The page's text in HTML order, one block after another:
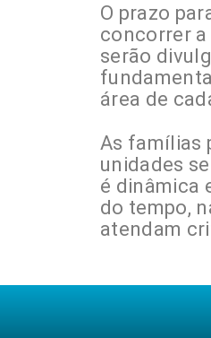
O prazo
concorrer a
serão
área de
As famílias
unidades
é dinâmica
do tempo,
atendam